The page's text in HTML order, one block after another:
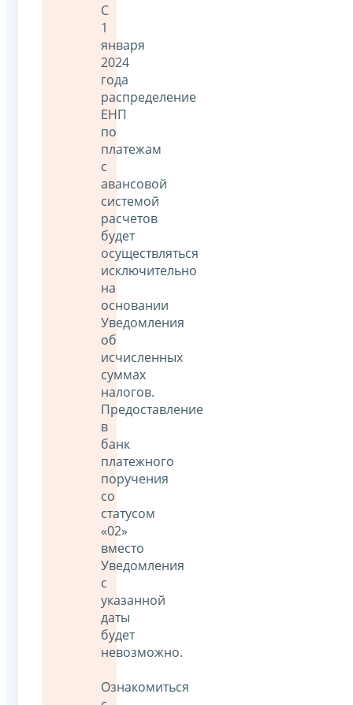
С
1
января
2024
года
распределение
ЕНП
по
платежам
с
авансовой
системой
расчетов
будет
осуществляться
исключительно
на
основании
Уведомления
об
исчисленных
суммах
налогов.
Предоставление
в
банк
платежного
поручения
со
статусом
«02»
вместо
Уведомления
с
указанной
даты
будет
невозможно.
Ознакомиться